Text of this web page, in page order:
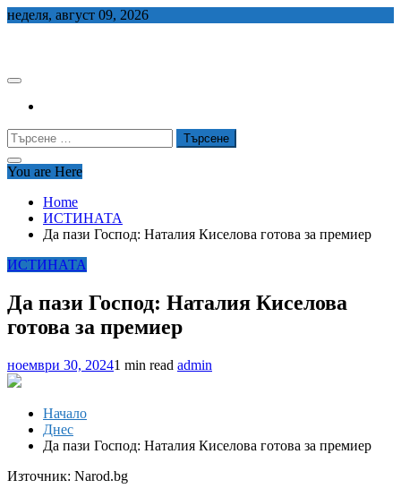
Skip
неделя, август 09, 2026
Търсене
за:
You are Here
Home
ИСТИНАТА
Да пази Господ: Наталия Киселова готова за премиер
ИСТИНАТА
Да пази Господ: Наталия Киселова
готова за премиер
ноември 30, 20241 min read admin
Начало
Днес
Да пази Господ: Наталия Киселова готова за премиер
Източник: Narod.bg